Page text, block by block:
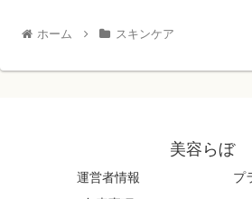
ホーム スキンケア
美容らぼ
運営者情報
プ